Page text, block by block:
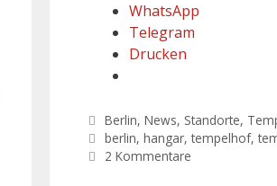
WhatsApp
Telegram
Drucken
Kategorien
Berlin,News, Standorte,
Schlagwörter
berlin,hangar,tempelhof,
2 Kommentare